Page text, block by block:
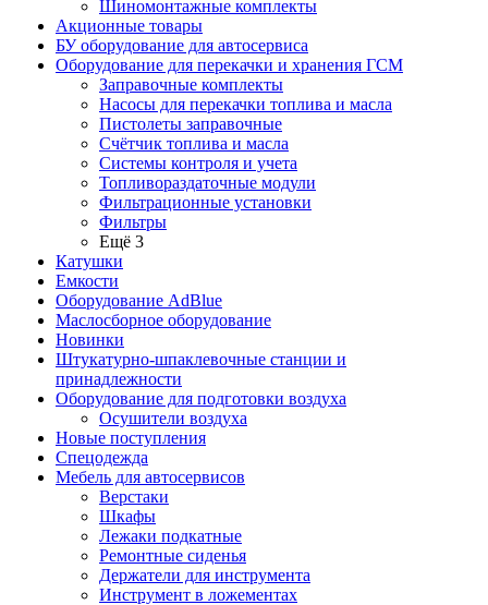
Шиномонтажные комплекты
Акционные товары
БУ оборудование для автосервиса
Оборудование для перекачки и хранения ГСМ
Заправочные комплекты
Насосы для перекачки топлива и масла
Пистолеты заправочные
Счётчик топлива и масла
Системы контроля и учета
Топливораздаточные модули
Фильтрационные установки
Фильтры
Ещё 3
Катушки
Емкости
Оборудование AdBlue
Маслосборное оборудование
Новинки
Штукатурно-шпаклевочные станции и
принадлежности
Оборудование для подготовки воздуха
Осушители воздуха
Новые поступления
Спецодежда
Мебель для автосервисов
Верстаки
Шкафы
Лежаки подкатные
Ремонтные сиденья
Держатели для инструмента
Инструмент в ложементах